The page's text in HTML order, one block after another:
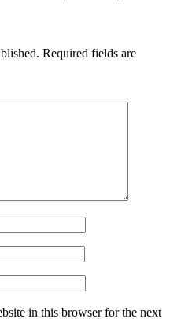
Required fields are
in this browser for the next